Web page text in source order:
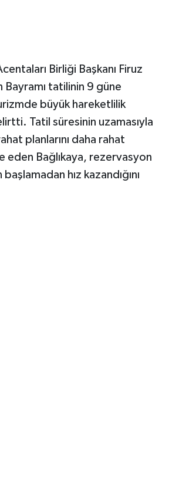
Birliği Başkanı Firuz
Bayramı tatilinin 9 güne
büyük hareketlilik
Tatil süresinin uzamasıyla
planlarını daha rahat
eden Bağlıkaya, rezervasyon
hız kazandığını